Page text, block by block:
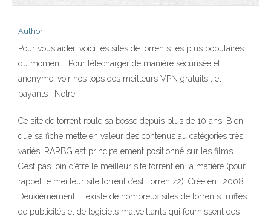
Author
Pour vous aider, voici les sites de torrents les plus populaires
du moment : Pour télécharger de manière sécurisée et
anonyme, voir nos tops des meilleurs VPN gratuits , et
payants . Notre
Ce site de torrent roule sa bosse depuis plus de 10 ans. Bien
que sa fiche mette en valeur des contenus au catégories très
variés, RARBG est principalement positionné sur les films.
C’est pas loin d’être le meilleur site torrent en la matière (pour
rappel le meilleur site torrent c’est Torrentz2). Créé en : 2008
Deuxièmement, il existe de nombreux sites de torrents truffés
de publicités et de logiciels malveillants qui fournissent des